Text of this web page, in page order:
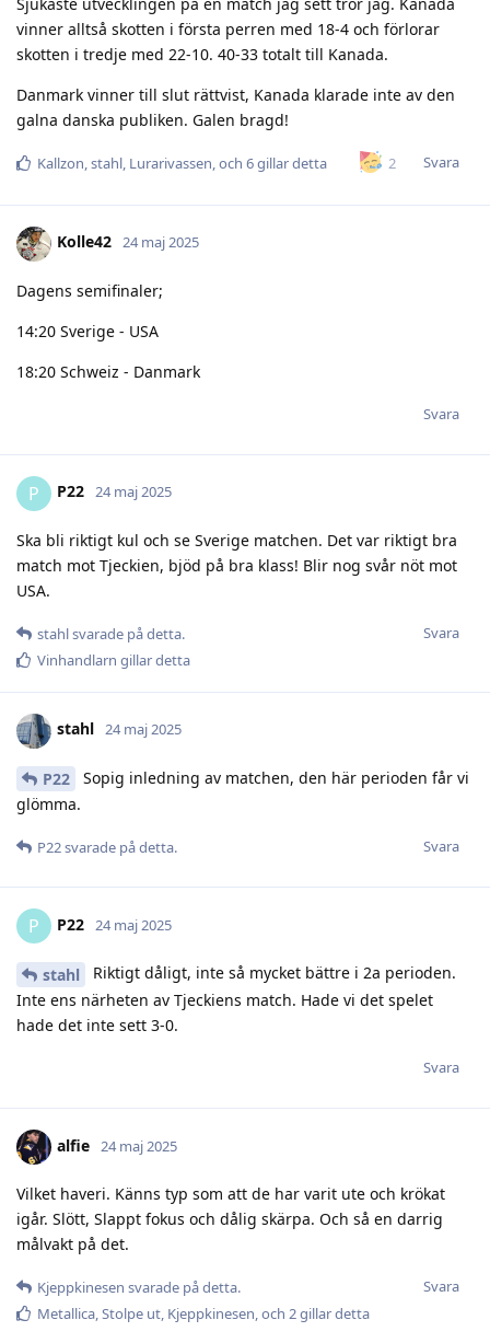
vinner alltså skotten i första perren med 18-4 och förlorar
skotten i tredje med 22-10. 40-33 totalt till Kanada.
Danmark vinner till slut rättvist, Kanada klarade inte av den
galna danska publiken. Galen bragd!
2 Svara
Kallzon,stahl, Lurarivassen, och 6gillar detta
Kolle42 24 maj 2025
Dagens semifinaler;
14:20 Sverige - USA
18:20 Schweiz - Danmark
Svara
P P22 24 maj 2025
Ska bli riktigt kul och se Sverige matchen. Det var riktigt bra
match mot Tjeckien, bjöd på bra klass! Blir nog svår nöt mot
USA.
Svara
stahlsvarade på detta.
Vinhandlarn gillar detta
stahl 24 maj 2025
P22
Sopig inledning av matchen, den här perioden får vi
glömma.
Svara
P22svarade på detta.
P P22 24 maj 2025
stahl
Riktigt dåligt, inte så mycket bättre i 2a perioden.
Inte ens närheten av Tjeckiens match. Hade vi det spelet
hade det inte sett 3-0.
Svara
alfie 24 maj 2025
Vilket haveri. Känns typ som att de har varit ute och krökat
igår. Slött, Slappt fokus och dålig skärpa. Och så en darrig
målvakt på det.
Svara
Kjeppkinesen svarade på detta.
Metallica,Stolpe ut, Kjeppkinesen, och 2gillar detta